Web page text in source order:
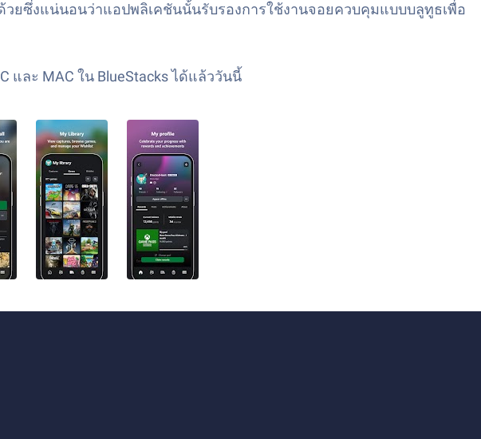
ยซึ่งแน่นอนว่าแอปพลิเคชันนั้นรับรองการใช้งานจอยควบคุมแบบบลูทูธเพื่อ
และ MAC ใน BlueStacks ได้แล้ววันนี้